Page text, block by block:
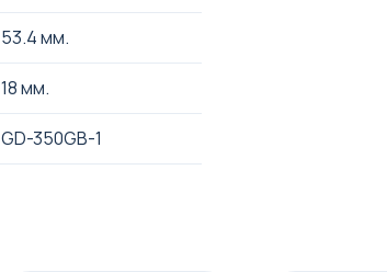
53.4 мм.
18 мм.
GD-350GB-1